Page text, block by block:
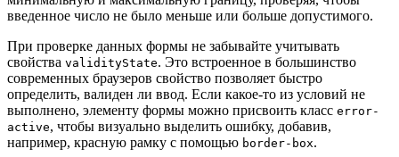
введенное число не было меньше или больше допустимого.
При проверке данных формы не забывайте учитывать
свойства validityState. Это встроенное в большинство
современных браузеров свойство позволяет быстро
определить, валиден ли ввод. Если какое-то из условий не
выполнено, элементу формы можно присвоить класс error-
active, чтобы визуально выделить ошибку, добавив,
например, красную рамку с помощью border-box.